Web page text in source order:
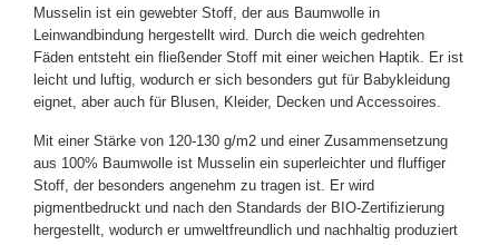
Musselin ist ein gewebter Stoff, der aus Baumwolle in
Leinwandbindung hergestellt wird. Durch die weich gedrehten
Fäden entsteht ein fließender Stoff mit einer weichen Haptik. Er ist
leicht und luftig, wodurch er sich besonders gut für Babykleidung
eignet, aber auch für Blusen, Kleider, Decken und Accessoires.
Mit einer Stärke von 120-130 g/m2 und einer Zusammensetzung
aus 100% Baumwolle ist Musselin ein superleichter und fluffiger
Stoff, der besonders angenehm zu tragen ist. Er wird
pigmentbedruckt und nach den Standards der BIO-Zertifizierung
hergestellt, wodurch er umweltfreundlich und nachhaltig produziert